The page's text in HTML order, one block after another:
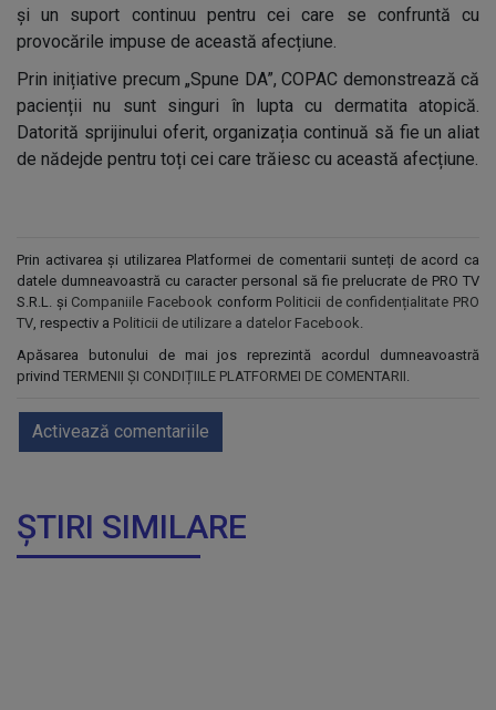
și un suport continuu pentru cei care se confruntă cu
provocările impuse de această afecțiune.
Prin inițiative precum „Spune DA”, COPAC demonstrează că
pacienții nu sunt singuri în lupta cu dermatita atopică.
Datorită sprijinului oferit, organizația continuă să fie un aliat
de nădejde pentru toți cei care trăiesc cu această afecțiune.
Prin activarea și utilizarea Platformei de comentarii sunteți de acord ca
datele dumneavoastră cu caracter personal să fie prelucrate de PRO TV
S.R.L. și Companiile Facebook conform Politicii de confidențialitate PRO
TV, respectiv a Politicii de utilizare a datelor Facebook.
Apăsarea butonului de mai jos reprezintă acordul dumneavoastră
privind TERMENII ȘI CONDIȚIILE PLATFORMEI DE COMENTARII.
Activează comentariile
ȘTIRI SIMILARE